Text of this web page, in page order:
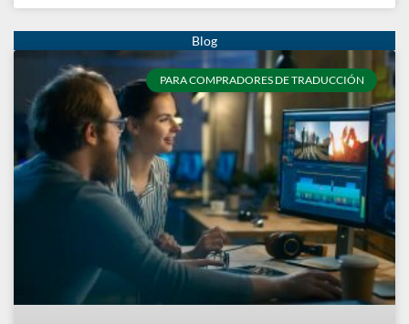
PARA COMPRADORES DE TRADUCCIÓN